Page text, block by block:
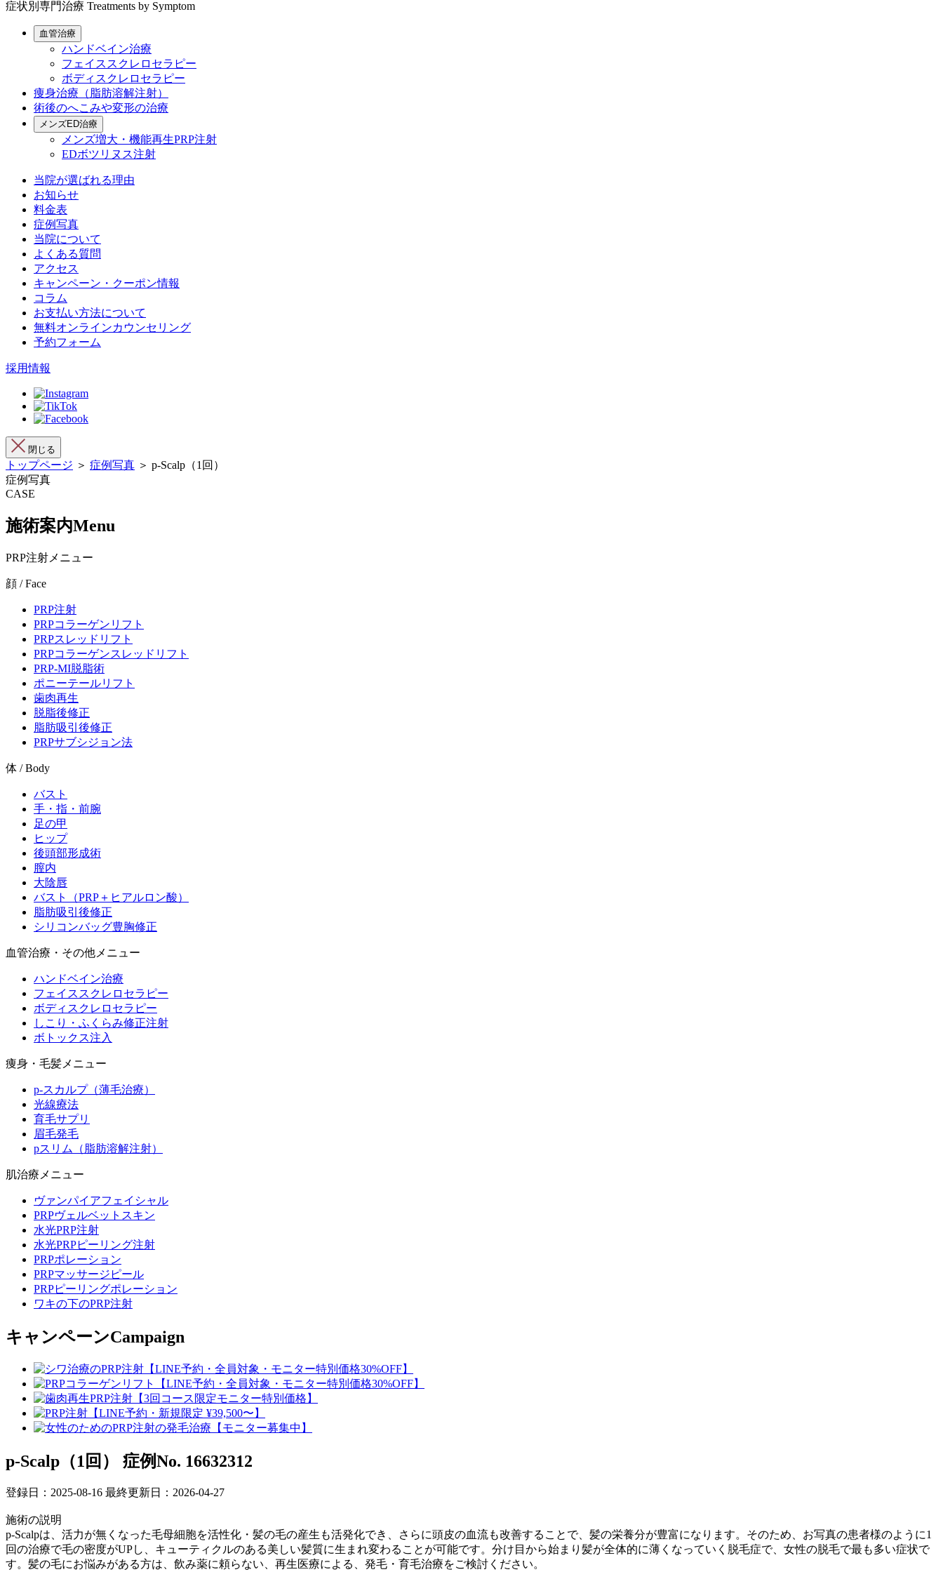
症状別専門治療 Treatments by Symptom
血管治療
ハンドベイン治療
フェイススクレロセラピー
ボディスクレロセラピー
痩身治療（脂肪溶解注射）
術後のへこみや変形の治療
メンズED治療
メンズ増大・機能再生PRP注射
EDボツリヌス注射
当院が選ばれる理由
お知らせ
料金表
症例写真
当院について
よくある質問
アクセス
キャンペーン・クーポン情報
コラム
お支払い方法について
無料オンラインカウンセリング
予約フォーム
採用情報
閉じる
トップページ ＞ 症例写真 ＞ p-Scalp（1回）
症例写真
CASE
施術案内Menu
PRP注射メニュー
顔 / Face
PRP注射
PRPコラーゲンリフト
PRPスレッドリフト
PRPコラーゲンスレッドリフト
PRP-MI脱脂術
ポニーテールリフト
歯肉再生
脱脂後修正
脂肪吸引後修正
PRPサブシジョン法
体 / Body
バスト
手・指・前腕
足の甲
ヒップ
後頭部形成術
膣内
大陰唇
バスト（PRP＋ヒアルロン酸）
脂肪吸引後修正
シリコンバッグ豊胸修正
血管治療・その他メニュー
ハンドベイン治療
フェイススクレロセラピー
ボディスクレロセラピー
しこり・ふくらみ修正注射
ボトックス注入
痩身・毛髪メニュー
p-スカルプ（薄毛治療）
光線療法
育毛サプリ
眉毛発毛
pスリム（脂肪溶解注射）
肌治療メニュー
ヴァンパイアフェイシャル
PRPヴェルベットスキン
水光PRP注射
水光PRPピーリング注射
PRPポレーション
PRPマッサージピール
PRPピーリングポレーション
ワキの下のPRP注射
キャンペーンCampaign
p-Scalp（1回） 症例No. 16632312
登録日：2025-08-16 最終更新日：2026-04-27
施術の説明
p-Scalpは、活力が無くなった毛母細胞を活性化・髪の毛の産生も活発化でき、さらに頭皮の血流も改善することで、髪の栄養分が豊富になります。そのため、お写真の患者様のように1
回の治療で毛の密度がUPし、キューティクルのある美しい髪質に生まれ変わることが可能です。分け目から始まり髪が全体的に薄くなっていく脱毛症で、女性の脱毛で最も多い症状で
す。髪の毛にお悩みがある方は、飲み薬に頼らない、再生医療による、発毛・育毛治療をご検討ください。